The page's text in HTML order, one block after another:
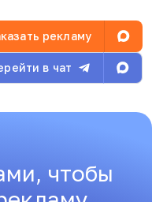
рекламу
в чат
чтобы